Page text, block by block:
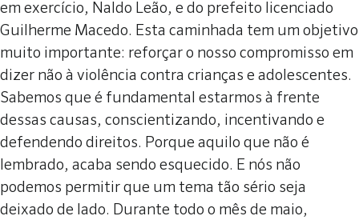
em exercício, Naldo Leão, e do prefeito licenciado
Guilherme Macedo. Esta caminhada tem um objetivo
muito importante: reforçar o nosso compromisso em
dizer não à violência contra crianças e adolescentes.
Sabemos que é fundamental estarmos à frente
dessas causas, conscientizando, incentivando e
defendendo direitos. Porque aquilo que não é
lembrado, acaba sendo esquecido. E nós não
podemos permitir que um tema tão sério seja
deixado de lado. Durante todo o mês de maio,